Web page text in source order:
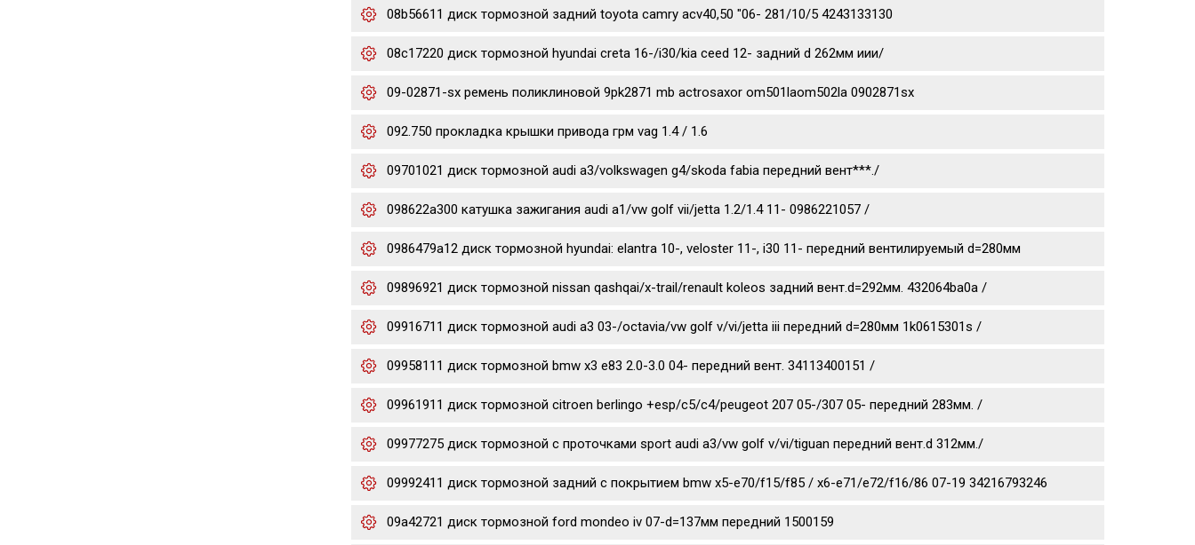
08b56611 диск тормозной задний toyota camry acv40,50 "06- 281/10/5 4243133130
08c17220 диск тормозной hyundai creta 16-/i30/kia ceed 12- задний d 262мм иии/
09-02871-sx ремень поликлиновой 9pk2871 mb actrosaxor om501laom502la 0902871sx
092.750 прокладка крышки привода грм vag 1.4 / 1.6
09701021 диск тормозной audi a3/volkswagen g4/skoda fabia передний вент***./
098622a300 катушка зажигания audi a1/vw golf vii/jetta 1.2/1.4 11- 0986221057 /
0986479a12 диск тормозной hyundai: elantra 10-, veloster 11-, i30 11- передний вентилируемый d=280мм
09896921 диск тормозной nissan qashqai/x-trail/renault koleos задний вент.d=292мм. 432064ba0a /
09916711 диск тормозной audi a3 03-/octavia/vw golf v/vi/jetta iii передний d=280мм 1k0615301s /
09958111 диск тормозной bmw x3 e83 2.0-3.0 04- передний вент. 34113400151 /
09961911 диск тормозной citroen berlingo +esp/c5/c4/peugeot 207 05-/307 05- передний 283мм. /
09977275 диск тормозной c проточками sport audi a3/vw golf v/vi/tiguan передний вент.d 312мм./
09992411 диск тормозной задний с покрытием bmw x5-e70/f15/f85 / x6-e71/e72/f16/86 07-19 34216793246
09a42721 диск тормозной ford mondeo iv 07-d=137мм передний 1500159